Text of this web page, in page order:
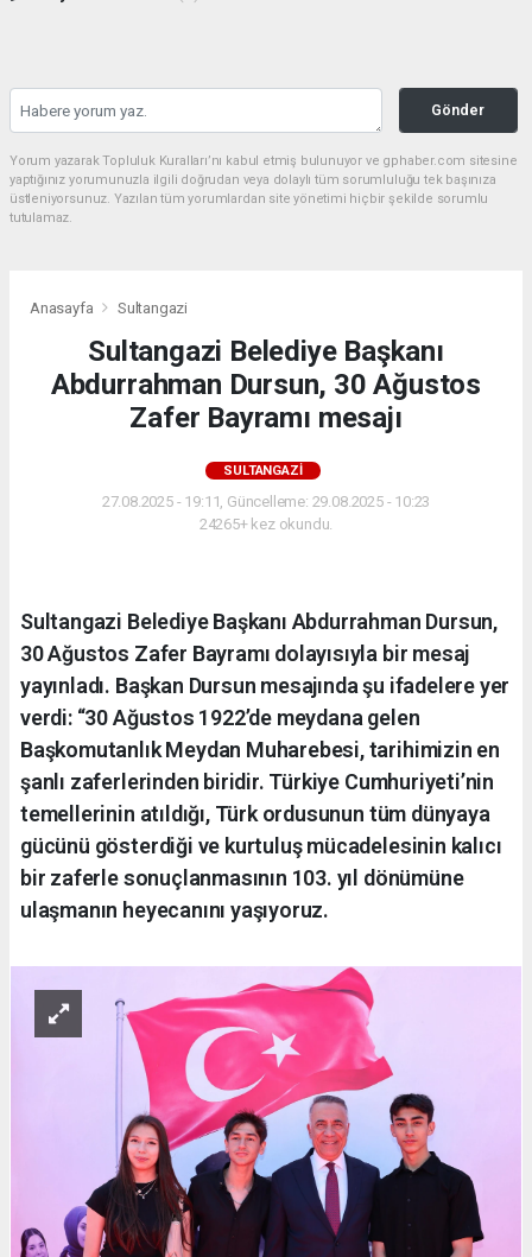
Gönder
Yorum yazarak Topluluk Kuralları’nı kabul etmiş bulunuyor ve gphaber.com sitesine
yaptığınız yorumunuzla ilgili doğrudan veya dolaylı tüm sorumluluğu tek başınıza
üstleniyorsunuz. Yazılan tüm yorumlardan site yönetimi hiçbir şekilde sorumlu
tutulamaz.
Anasayfa Sultangazi
Sultangazi Belediye Başkanı
Abdurrahman Dursun, 30 Ağustos
Zafer Bayramı mesajı
SULTANGAZI
27.08.2025 - 19:11, Güncelleme: 29.08.2025 - 10:23
24265+ kez okundu.
Sultangazi Belediye Başkanı Abdurrahman Dursun,
30 Ağustos Zafer Bayramı dolayısıyla bir mesaj
yayınladı. Başkan Dursun mesajında şu ifadelere yer
verdi: “30 Ağustos 1922’de meydana gelen
Başkomutanlık Meydan Muharebesi, tarihimizin en
şanlı zaferlerinden biridir. Türkiye Cumhuriyeti’nin
temellerinin atıldığı, Türk ordusunun tüm dünyaya
gücünü gösterdiği ve kurtuluş mücadelesinin kalıcı
bir zaferle sonuçlanmasının 103. yıl dönümüne
ulaşmanın heyecanını yaşıyoruz.